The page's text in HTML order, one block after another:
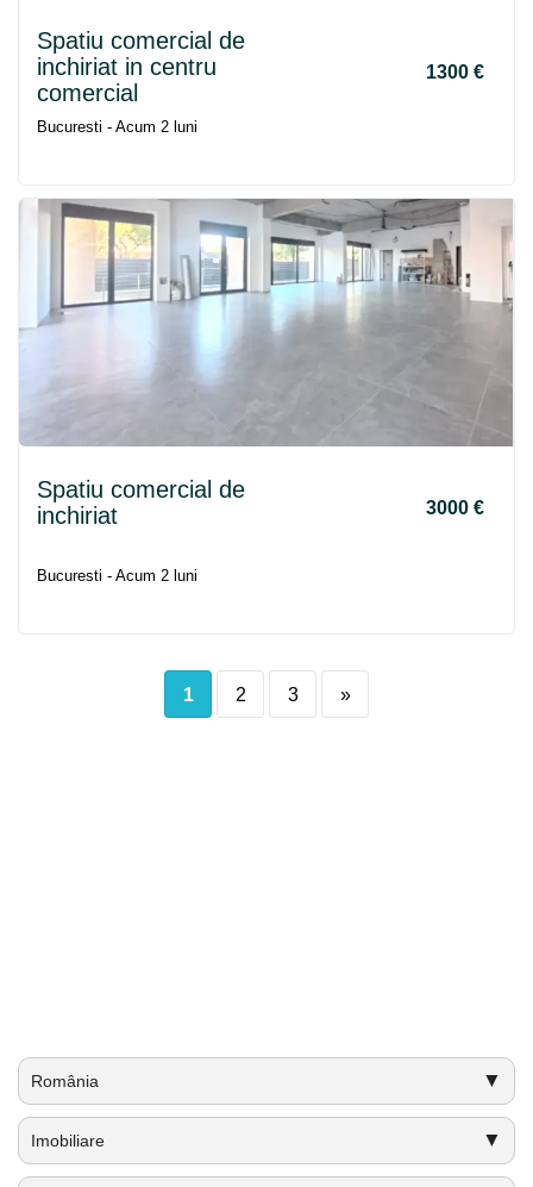
Spatiu comercial de
inchiriat in centru
comercial
1300 €
Bucuresti - Acum 2 luni
Spatiu comercial de
inchiriat
3000 €
Bucuresti - Acum 2 luni
1 2 3 »
România ▼
Imobiliare ▼